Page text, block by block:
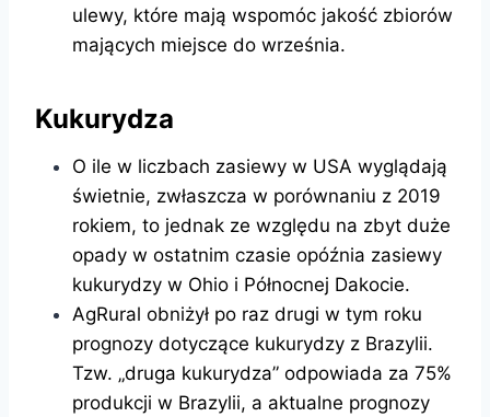
ulewy, które mają wspomóc jakość zbiorów
mających miejsce do września.
Kukurydza
O ile w liczbach zasiewy w USA wyglądają
świetnie, zwłaszcza w porównaniu z 2019
rokiem, to jednak ze względu na zbyt duże
opady w ostatnim czasie opóźnia zasiewy
kukurydzy w Ohio i Północnej Dakocie.
AgRural obniżył po raz drugi w tym roku
prognozy dotyczące kukurydzy z Brazylii.
Tzw. „druga kukurydza” odpowiada za 75%
produkcji w Brazylii, a aktualne prognozy